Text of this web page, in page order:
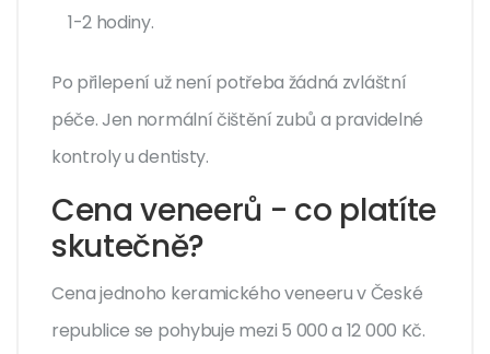
1-2 hodiny.
Po přilepení už není potřeba žádná zvláštní
péče. Jen normální čištění zubů a pravidelné
kontroly u dentisty.
Cena veneerů - co platíte
skutečně?
Cena jednoho keramického veneeru v České
republice se pohybuje mezi 5 000 a 12 000 Kč.